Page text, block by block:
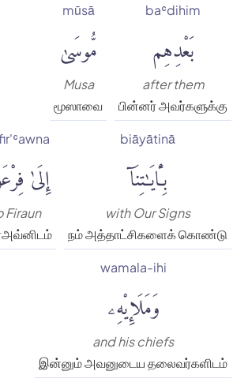
baʿdihim
بَعْدِهِم
after them
பின்னர் அவர்களுக்கு
mūsā
مُّوسَىٰ
Musa
மூஸாவை
biāyātinā
بِـَٔايَٰتِنَآ
with Our Signs
நம் அத்தாட்சிகளைக் கொண்டு
إِلَىٰ
Firaun
wamala-ihi
وَمَلَإِي۟هِۦ
and his chiefs
இன்னும் அவனுடைய தலைவர்களிடம்